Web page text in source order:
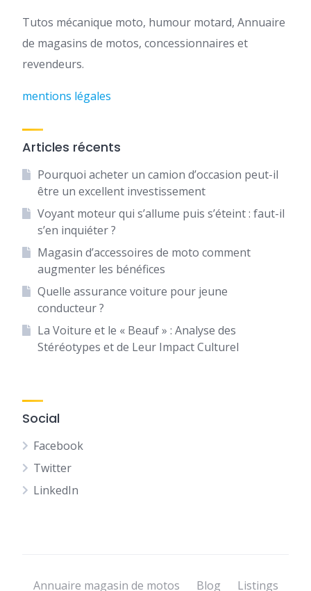
Tutos mécanique moto, humour motard, Annuaire
de magasins de motos, concessionnaires et
revendeurs.
mentions légales
Articles récents
Pourquoi acheter un camion d’occasion peut-il
être un excellent investissement
Voyant moteur qui s’allume puis s’éteint : faut-il
s’en inquiéter ?
Magasin d’accessoires de moto comment
augmenter les bénéfices
Quelle assurance voiture pour jeune
conducteur ?
La Voiture et le « Beauf » : Analyse des
Stéréotypes et de Leur Impact Culturel
Social
Facebook
Twitter
LinkedIn
Annuaire magasin de motos Blog Listings